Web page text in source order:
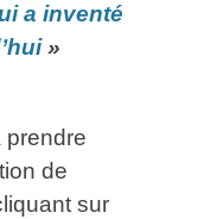
a inventé
»
prendre
de
sur